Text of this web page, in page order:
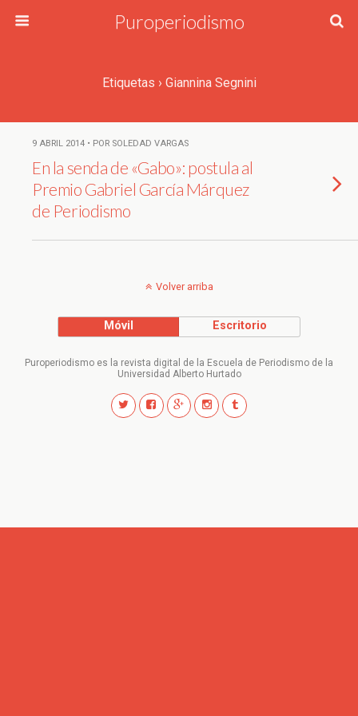
Puroperiodismo
Etiquetas › Giannina Segnini
9 ABRIL 2014 • POR SOLEDAD VARGAS
En la senda de «Gabo»: postula al
Premio Gabriel García Márquez
de Periodismo
Volver arriba
Móvil Escritorio
Puroperiodismo es la revista digital de la Escuela de Periodismo de la
Universidad Alberto Hurtado